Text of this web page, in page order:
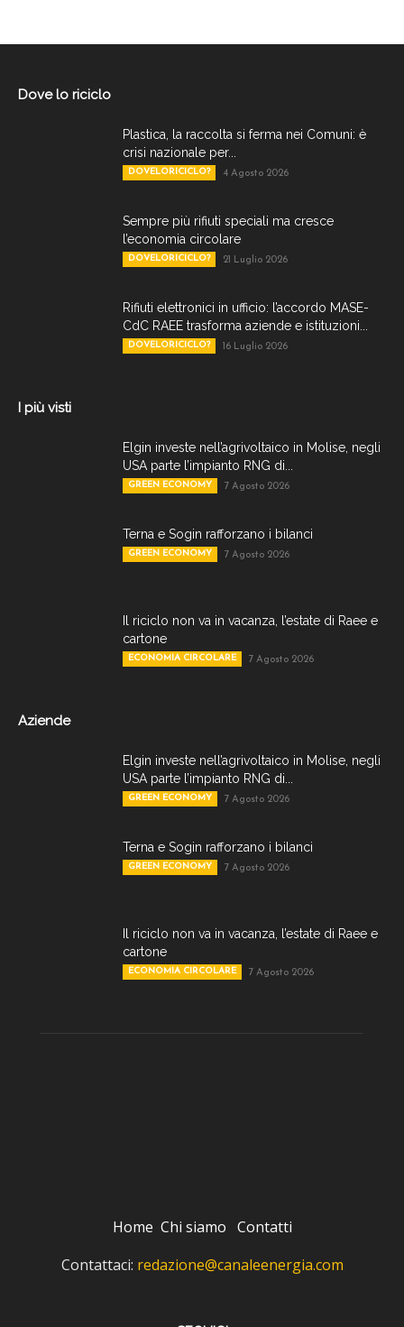
Dove lo riciclo
Plastica, la raccolta si ferma nei Comuni: è
crisi nazionale per...
DOVELORICICLO? 4 Agosto 2026
Sempre più rifiuti speciali ma cresce
l’economia circolare
DOVELORICICLO? 21 Luglio 2026
Rifiuti elettronici in ufficio: l’accordo MASE-
CdC RAEE trasforma aziende e istituzioni...
DOVELORICICLO? 16 Luglio 2026
I più visti
Elgin investe nell’agrivoltaico in Molise, negli
USA parte l’impianto RNG di...
GREEN ECONOMY 7 Agosto 2026
Terna e Sogin rafforzano i bilanci
GREEN ECONOMY 7 Agosto 2026
Il riciclo non va in vacanza, l’estate di Raee e
cartone
ECONOMIA CIRCOLARE 7 Agosto 2026
Aziende
Elgin investe nell’agrivoltaico in Molise, negli
USA parte l’impianto RNG di...
GREEN ECONOMY 7 Agosto 2026
Terna e Sogin rafforzano i bilanci
GREEN ECONOMY 7 Agosto 2026
Il riciclo non va in vacanza, l’estate di Raee e
cartone
ECONOMIA CIRCOLARE 7 Agosto 2026
Home Chi siamo Contatti
Contattaci: redazione@canaleenergia.com